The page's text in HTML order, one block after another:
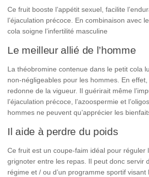
Ce fruit booste l’appétit sexuel, facilite
l’éjaculation précoce. En combinaison avec
cola soigne l’infertilité masculine
Le meilleur allié de l’homme
La théobromine contenue dans le petit cola
non-négligeables pour les hommes. En
redonne de la vigueur. Il guérirait même
l’éjaculation précoce, l’azoospermie et
hommes ne peuvent qu’apprécier les
Il aide à perdre du poids
Ce fruit est un coupe-faim idéal pour réguler
grignoter entre les repas. Il peut donc servir
régime et / ou d’un programme sportif visant